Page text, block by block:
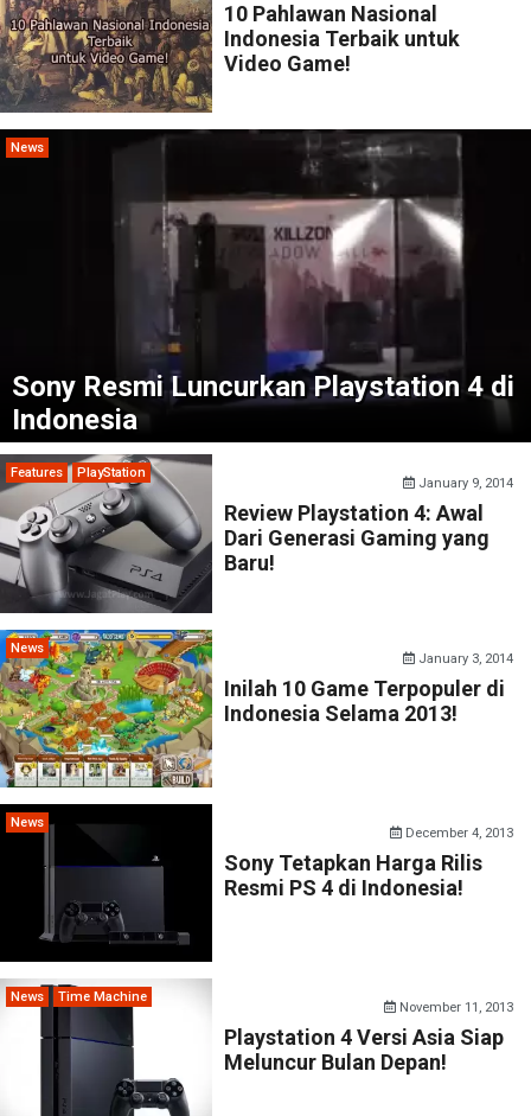
10 Pahlawan Nasional
Indonesia Terbaik untuk
Video Game!
News
Sony Resmi Luncurkan Playstation 4 di
Indonesia
Features PlayStation
January 9, 2014
Review Playstation 4: Awal
Dari Generasi Gaming yang
Baru!
News
January 3, 2014
Inilah 10 Game Terpopuler di
Indonesia Selama 2013!
News
December 4, 2013
Sony Tetapkan Harga Rilis
Resmi PS 4 di Indonesia!
News Time Machine
November 11, 2013
Playstation 4 Versi Asia Siap
Meluncur Bulan Depan!